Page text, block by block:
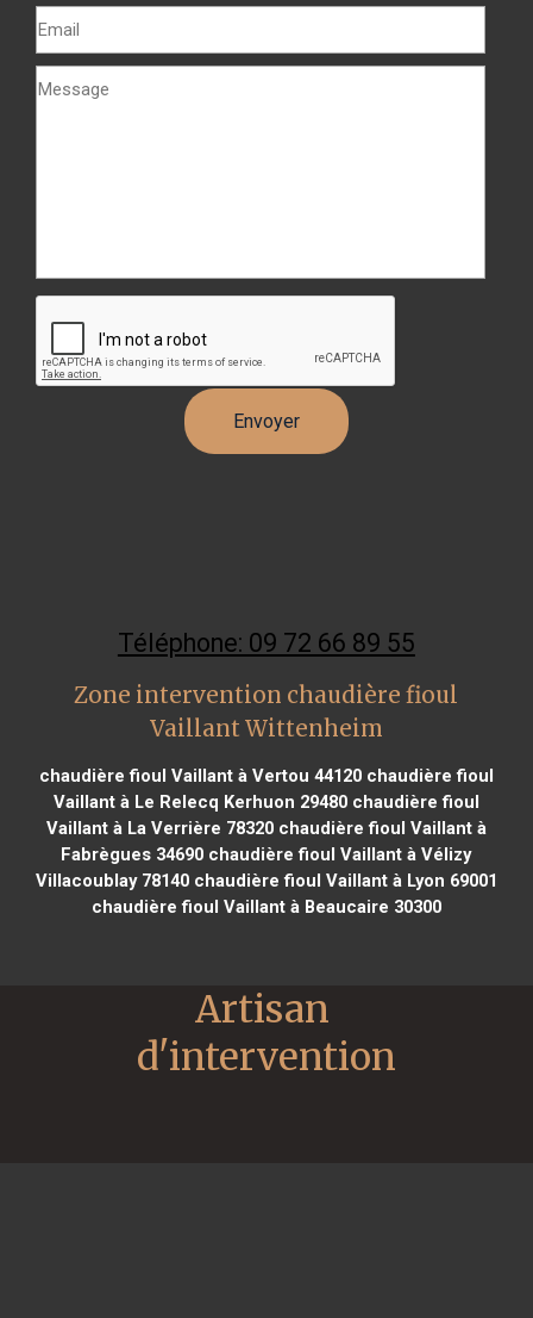
Téléphone: 09 72 66 89 55
Zone intervention chaudière fioul
Vaillant Wittenheim
chaudière fioul Vaillant à Vertou 44120chaudière fioul
Vaillant à Le Relecq Kerhuon 29480chaudière fioul
Vaillant à La Verrière 78320chaudière fioul Vaillant à
Fabrègues 34690 chaudière fioul Vaillant à Vélizy
Villacoublay 78140chaudière fioul Vaillant à Lyon 69001
chaudière fioul Vaillant à Beaucaire 30300
Artisan
d'intervention